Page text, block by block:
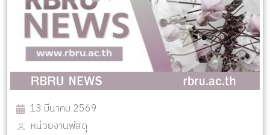
13 มีนาคม 2569
หน่วยงานพัสดุ